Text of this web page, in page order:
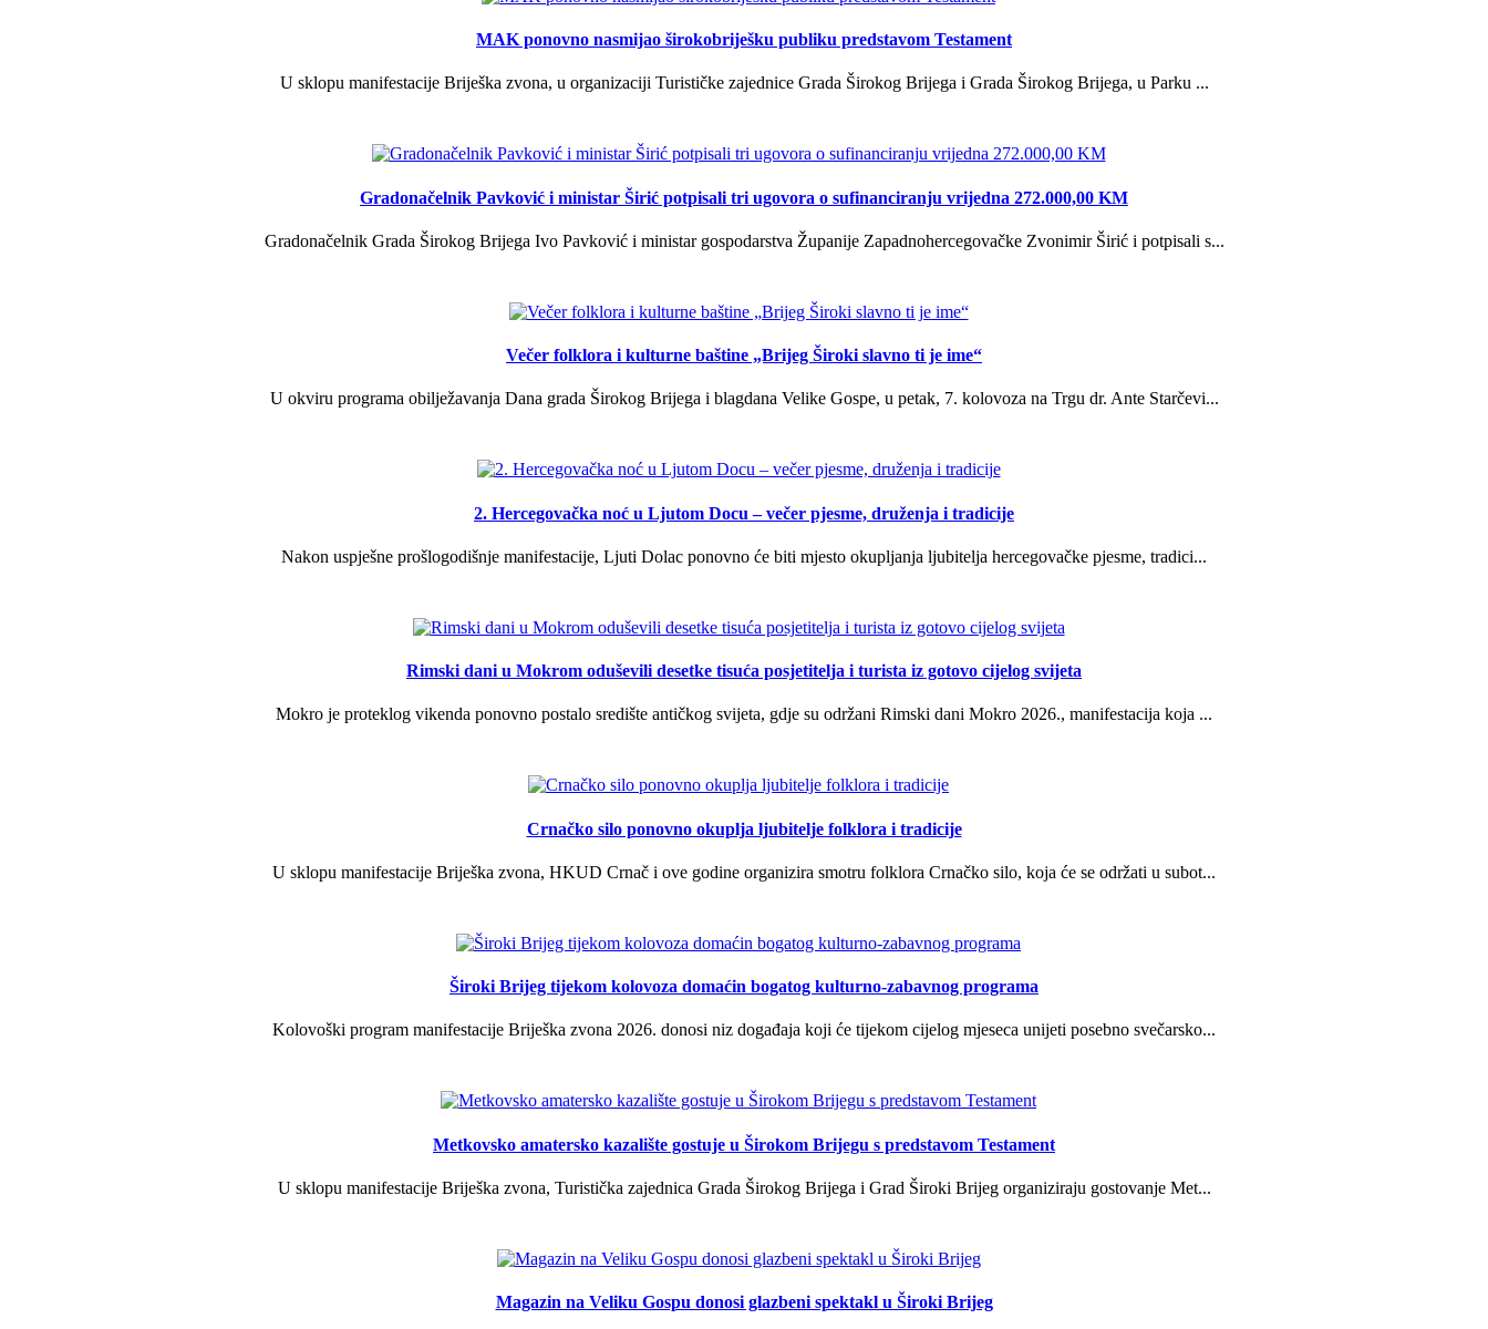
MAK ponovno nasmijao širokobriješku publiku predstavom Testament
U sklopu manifestacije Briješka zvona, u organizaciji Turističke zajednice Grada Širokog Brijega i Grada Širokog Brijega, u Parku ...
Gradonačelnik Pavković i ministar Širić potpisali tri ugovora o sufinanciranju vrijedna 272.000,00 KM
Gradonačelnik Grada Širokog Brijega Ivo Pavković i ministar gospodarstva Županije Zapadnohercegovačke Zvonimir Širić i potpisali s...
Večer folklora i kulturne baštine „Brijeg Široki slavno ti je ime“
U okviru programa obilježavanja Dana grada Širokog Brijega i blagdana Velike Gospe, u petak, 7. kolovoza na Trgu dr. Ante Starčevi...
2. Hercegovačka noć u Ljutom Docu – večer pjesme, druženja i tradicije
Nakon uspješne prošlogodišnje manifestacije, Ljuti Dolac ponovno će biti mjesto okupljanja ljubitelja hercegovačke pjesme, tradici...
Rimski dani u Mokrom oduševili desetke tisuća posjetitelja i turista iz gotovo cijelog svijeta
Mokro je proteklog vikenda ponovno postalo središte antičkog svijeta, gdje su održani Rimski dani Mokro 2026., manifestacija koja ...
Crnačko silo ponovno okuplja ljubitelje folklora i tradicije
U sklopu manifestacije Briješka zvona, HKUD Crnač i ove godine organizira smotru folklora Crnačko silo, koja će se održati u subot...
Široki Brijeg tijekom kolovoza domaćin bogatog kulturno-zabavnog programa
Kolovoški program manifestacije Briješka zvona 2026. donosi niz događaja koji će tijekom cijelog mjeseca unijeti posebno svečarsko...
Metkovsko amatersko kazalište gostuje u Širokom Brijegu s predstavom Testament
U sklopu manifestacije Briješka zvona, Turistička zajednica Grada Širokog Brijega i Grad Široki Brijeg organiziraju gostovanje Met...
Magazin na Veliku Gospu donosi glazbeni spektakl u Široki Brijeg